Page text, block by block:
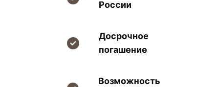
России
Досрочное
погашение
Возможность